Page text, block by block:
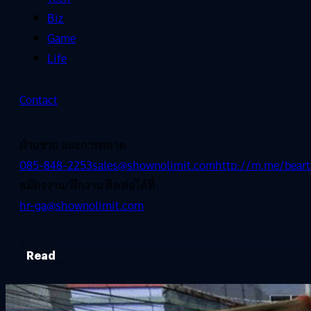
Biz
Game
Life
Contact
ฝ่ายขาย และการตลาด
085-848-2253sales@shownolimit.comhttp://m.me/
สมัครงาน/ฝึกงาน ติดต่อได้ที่
hr-ga@shownolimit.com
Read